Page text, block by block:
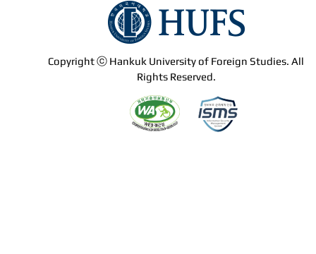
Copyright ⓒ Hankuk University of Foreign Studies. All
Rights Reserved.